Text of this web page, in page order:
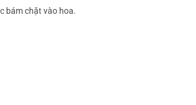
bám chặt vào hoa.